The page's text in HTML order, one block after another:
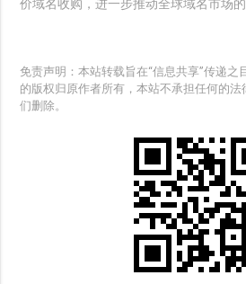
价域名收购，进一步推动全球域名市场的
免责声明：本站转载旨在“信息共享”传递之
的版权归原作者所有，本站不承担任何的
们删除。